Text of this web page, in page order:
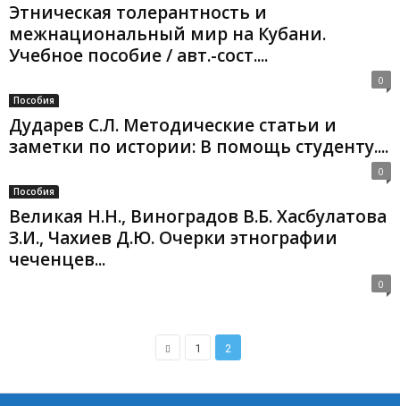
Этническая толерантность и
межнациональный мир на Кубани.
Учебное пособие / авт.-сост....
0
Пособия
Дударев С.Л. Методические статьи и
заметки по истории: В помощь студенту....
0
Пособия
Великая Н.Н., Виноградов В.Б. Хасбулатова
З.И., Чахиев Д.Ю. Очерки этнографии
чеченцев...
0
1 2